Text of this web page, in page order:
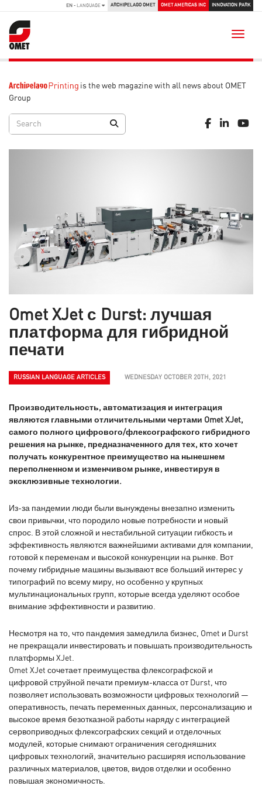
EN - LANGUAGE ARCHIPELAGO OMET OMET AMERICAS INC INNOVATION PARK
is the web magazine with all news about OMET
Group
Omet XJet с Durst: лучшая
платформа для гибридной
печати
RUSSIAN LANGUAGE ARTICLES WEDNESDAY OCTOBER 20TH, 2021
Производительность, автоматизация и интеграция
являются главными отличительными чертами Omet XJet,
самого полного цифрового/флексографского гибридного
решения на рынке, предназначенного для тех, кто хочет
получать конкурентное преимущество на нынешнем
переполненном и изменчивом рынке, инвестируя в
эксклюзивные технологии.
Из-за пандемии люди были вынуждены внезапно изменить
свои привычки, что породило новые потребности и новый
спрос. В этой сложной и нестабильной ситуации гибкость и
эффективность являются важнейшими активами для компании,
готовой к переменам и высокой конкуренции на рынке. Вот
почему гибридные машины вызывают все больший интерес у
типографий по всему миру, но особенно у крупных
мультинациональных групп, которые всегда уделяют особое
внимание эффективности и развитию.
Несмотря на то, что пандемия замедлила бизнес, Omet и Durst
не прекращали инвестировать и повышать производительность
платформы XJet.
Omet XJet сочетает преимущества флексографской и
цифровой струйной печати премиум-класса от Durst, что
позволяет использовать возможности цифровых технологий —
оперативность, печать переменных данных, персонализацию и
высокое время безотказной работы наряду с интеграцией
сервоприводных флексографских секций и отделочных
модулей, которые снимают ограничения сегодняшних
цифровых технологий, значительно расширяя использование
различных материалов, цветов, видов отделки и особенно
повышая экономичность.